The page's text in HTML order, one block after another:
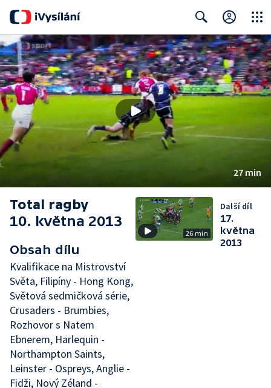
Search Close
27 min
Total ragby
10. května 2013
Obsah dílu
Kvalifikace na Mistrovství
Světa, Filipíny - Hong Kong,
Světová sedmičková série,
Crusaders - Brumbies,
Rozhovor s Natem
Ebnerem, Harlequin -
Northampton Saints,
Leinster - Ospreys, Anglie -
Fidži, Nový Zéland -
26 min
Další díl
17.
května
2013